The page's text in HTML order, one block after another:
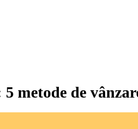
metode de